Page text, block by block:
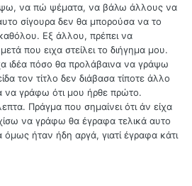
να πώ ψέματα, να βάλω άλλους να
σίγουρα δεν θα μπορούσα να το
Εξ άλλου, πρέπει να
που ειχα στείλει το διήγημα μου.
ιδέα πόσο θα προλάβαινα να γράψω
τον τίτλο δεν διάβασα τίποτε άλλο
να γράφω ότι μου ήρθε πρώτο.
Πράγμα που σημαίνει ότι άν είχα
να γράφω θα έγραφα τελικά αυτο
ήταν ήδη αργά, γιατί έγραφα κάτι